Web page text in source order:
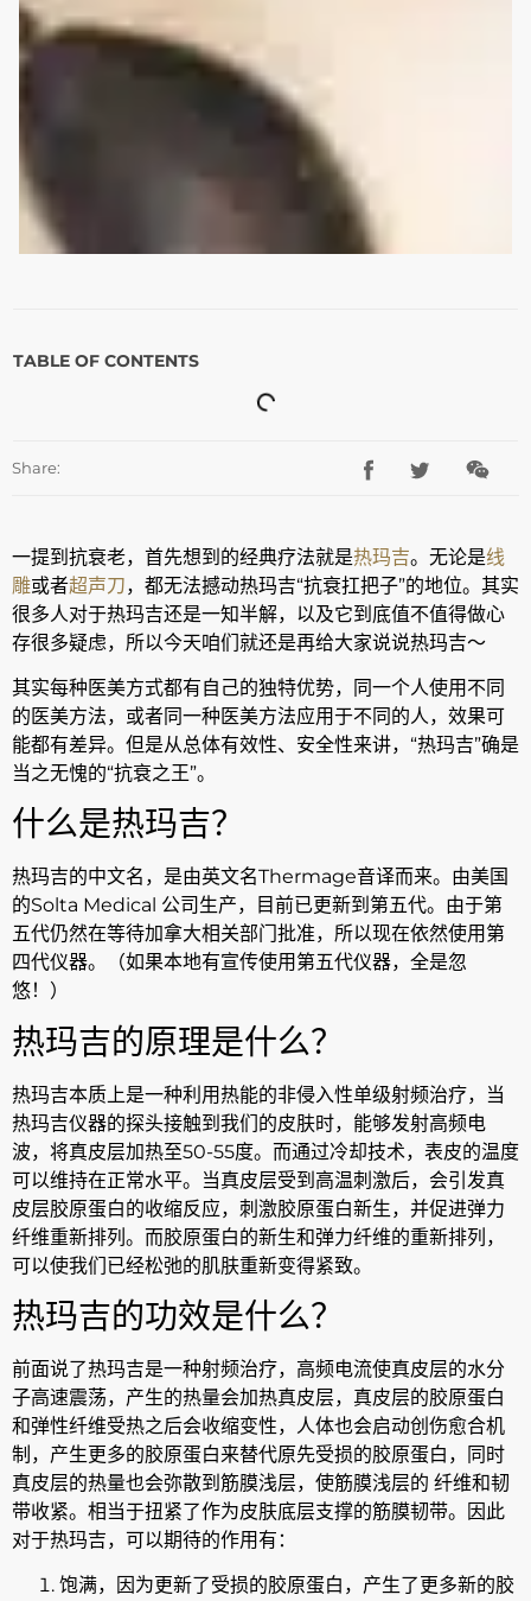
TABLE OF CONTENTS
Share:
一提到抗衰老，首先想到的经典疗法就是热玛吉。无论是线
雕或者超声刀，都无法撼动热玛吉“抗衰扛把子”的地位。其实
很多人对于热玛吉还是一知半解，以及它到底值不值得做心
存很多疑虑，所以今天咱们就还是再给大家说说热玛吉～
其实每种医美方式都有自己的独特优势，同一个人使用不同
的医美方法，或者同一种医美方法应用于不同的人，效果可
能都有差异。但是从总体有效性、安全性来讲，“热玛吉”确是
当之无愧的“抗衰之王”。
什么是热玛吉？
热玛吉的中文名，是由英文名Thermage音译而来。由美国
的Solta Medical 公司生产，目前已更新到第五代。由于第
五代仍然在等待加拿大相关部门批准，所以现在依然使用第
四代仪器。（如果本地有宣传使用第五代仪器，全是忽
悠！）
热玛吉的原理是什么？
热玛吉本质上是一种利用热能的非侵入性单级射频治疗，当
热玛吉仪器的探头接触到我们的皮肤时，能够发射高频电
波，将真皮层加热至50-55度。而通过冷却技术，表皮的温度
可以维持在正常水平。
当真皮层受到高温刺激后，会引发真
皮层胶原蛋白的收缩反应，刺激胶原蛋白新生，并促进弹力
纤维重新排列。而胶原蛋白的新生和弹力纤维的重新排列，
可以使我们已经松弛的肌肤重新变得紧致。
热玛吉的功效是什么？
前面说了热玛吉是一种射频治疗，高频电流使真皮层的水分
子高速震荡，产生的热量会加热真皮层，真皮层的胶原蛋白
和弹性纤维受热之后会收缩变性，人体也会启动创伤愈合机
制，产生更多的胶原蛋白来替代原先受损的胶原蛋白，同时
真皮层的热量也会弥散到筋膜浅层，使筋膜浅层的 纤维和韧
带收紧。相当于扭紧了作为皮肤底层支撑的筋膜韧带。因此
对于热玛吉，可以期待的作用有：
饱满，因为更新了受损的胶原蛋白，产生了更多新的胶